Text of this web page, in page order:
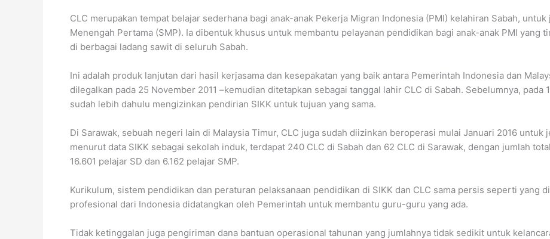
CLC merupakan tempat belajar sederhana bagi anak-anak Pekerja Migran Indonesia (PMI) kelahiran Sabah,
Menengah Pertama (SMP). Ia dibentuk khusus untuk membantu pelayanan pendidikan bagi anak-anak PMI yang
di berbagai ladang sawit di seluruh Sabah.
Ini adalah produk lanjutan dari hasil kerjasama dan kesepakatan yang baik antara Pemerintah Indonesia dan
dilegalkan pada 25 November 2011 –kemudian ditetapkan sebagai tanggal lahir CLC di Sabah. Sebelumnya,
sudah lebih dahulu mengizinkan pendirian SIKK untuk tujuan yang sama.
Di Sarawak, sebuah negeri lain di Malaysia Timur, CLC juga sudah diizinkan beroperasi mulai Januari 2016 untuk
menurut data SIKK sebagai sekolah induk, terdapat 240 CLC di Sabah dan 62 CLC di Sarawak, dengan jumlah
16.601 pelajar SD dan 6.162 pelajar SMP.
Kurikulum, sistem pendidikan dan peraturan pelaksanaan pendidikan di SIKK dan CLC sama persis seperti yang
profesional dari Indonesia didatangkan oleh Pemerintah untuk membantu guru-guru yang ada.
Tidak ketinggalan juga pengiriman dana bantuan operasional tahunan yang jumlahnya tidak sedikit untuk